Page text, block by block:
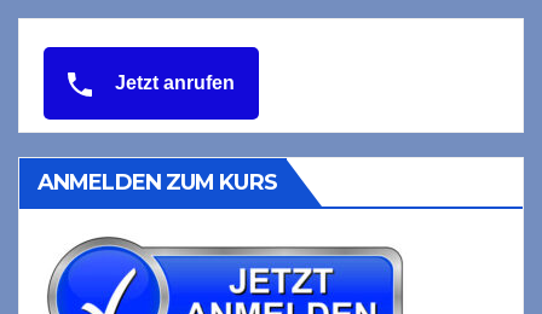
Jetzt anrufen
ANMELDEN ZUM KURS